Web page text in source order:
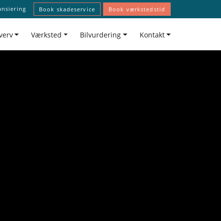
Book skadeservice Book værkstedstid
Værksted Bilvurdering Kontakt